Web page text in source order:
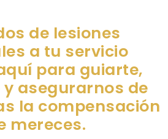
de lesiones
a tu servicio
para guiarte,
asegurarnos de
la compensación
mereces.